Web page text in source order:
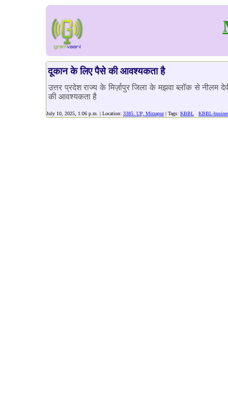
दूकान के लिए पैसे की आवश्यकता है
उत्तर प्रदेश राज्य के मिर्ज़ापुर जिला के मझवा ब्लॉक से नीलम
की आवश्यकता है
July 10, 2025, 1:06 p.m. | Location: 3385: UP, Mirzapur| Tags: KBBL KBBL-